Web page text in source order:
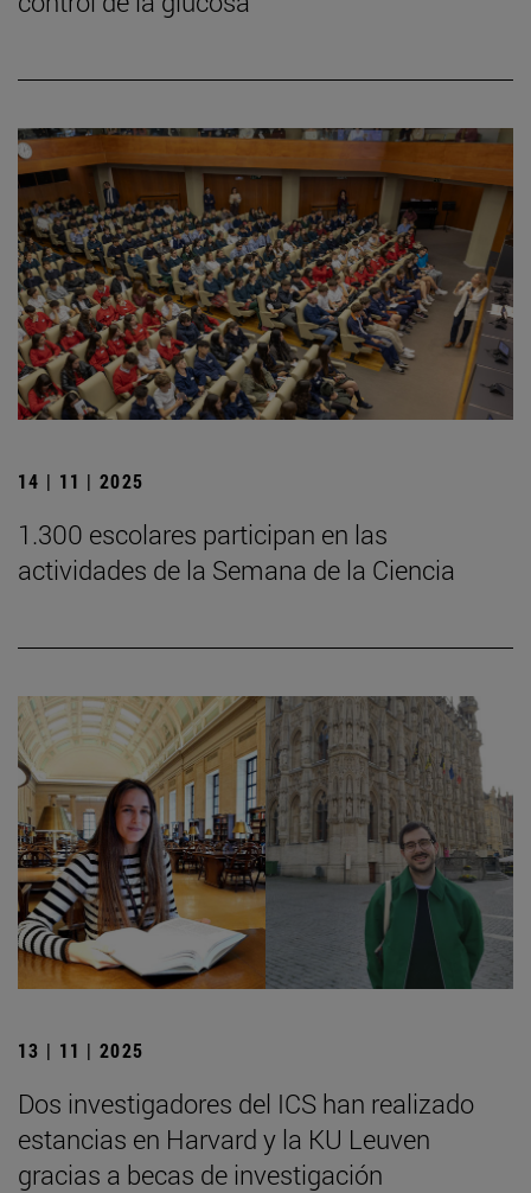
14 | 11 | 2025
1.300 escolares participan en las
actividades de la Semana de la Ciencia
13 | 11 | 2025
Dos investigadores del ICS han realizado
estancias en Harvard y la KU Leuven
gracias a becas de investigación